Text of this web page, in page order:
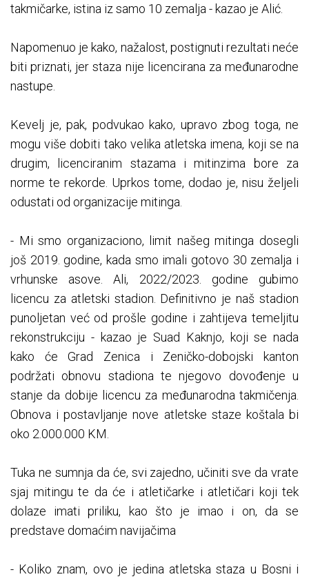
takmičarke, istina iz samo 10 zemalja - kazao je Alić.
Napomenuo je kako, nažalost, postignuti rezultati neće
biti priznati, jer staza nije licencirana za međunarodne
nastupe.
Kevelj je, pak, podvukao kako, upravo zbog toga, ne
mogu više dobiti tako velika atletska imena, koji se na
drugim, licenciranim stazama i mitinzima bore za
norme te rekorde. Uprkos tome, dodao je, nisu željeli
odustati od organizacije mitinga.
- Mi smo organizaciono, limit našeg mitinga dosegli
još 2019. godine, kada smo imali gotovo 30 zemalja i
vrhunske asove. Ali, 2022/2023. godine gubimo
licencu za atletski stadion. Definitivno je naš stadion
punoljetan već od prošle godine i zahtijeva temeljitu
rekonstrukciju - kazao je Suad Kaknjo, koji se nada
kako će Grad Zenica i Zeničko-dobojski kanton
podržati obnovu stadiona te njegovo dovođenje u
stanje da dobije licencu za međunarodna takmičenja.
Obnova i postavljanje nove atletske staze koštala bi
oko 2.000.000 KM.
Tuka ne sumnja da će, svi zajedno, učiniti sve da vrate
sjaj mitingu te da će i atletičarke i atletičari koji tek
dolaze imati priliku, kao što je imao i on, da se
predstave domaćim navijačima
- Koliko znam, ovo je jedina atletska staza u Bosni i